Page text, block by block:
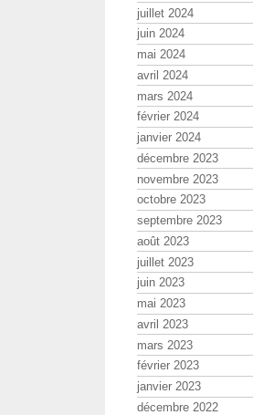
juillet 2024
juin 2024
mai 2024
avril 2024
mars 2024
février 2024
janvier 2024
décembre 2023
novembre 2023
octobre 2023
septembre 2023
août 2023
juillet 2023
juin 2023
mai 2023
avril 2023
mars 2023
février 2023
janvier 2023
décembre 2022